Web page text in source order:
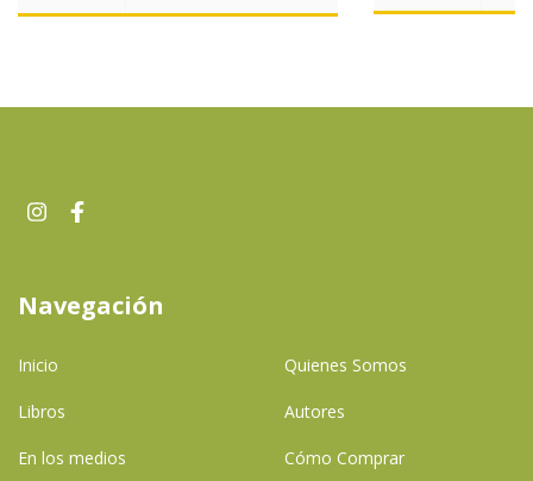
Navegación
Inicio Quienes Somos
Libros Autores
En los medios Cómo Comprar